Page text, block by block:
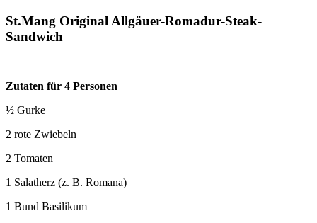
St.Mang Original Allgäuer-Romadur-Steak-
Sandwich
Zutaten für 4 Personen
½ Gurke
2 rote Zwiebeln
2 Tomaten
1 Salatherz (z. B. Romana)
1 Bund Basilikum